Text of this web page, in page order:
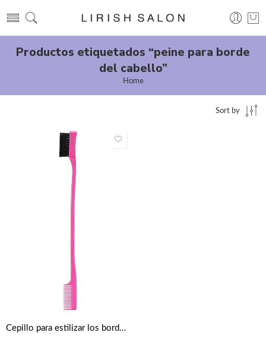
Productos etiquetados “peine para borde
del cabello”
Home
Sort by
Cepillo para estilizar los bordes del cabello